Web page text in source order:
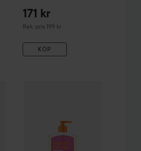
171 kr
Rek. pris 199 kr
Rekommenderat pris 199 kr
KÖP